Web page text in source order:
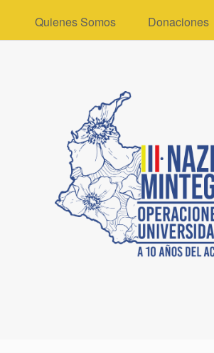
Quienes Somos Donaciones